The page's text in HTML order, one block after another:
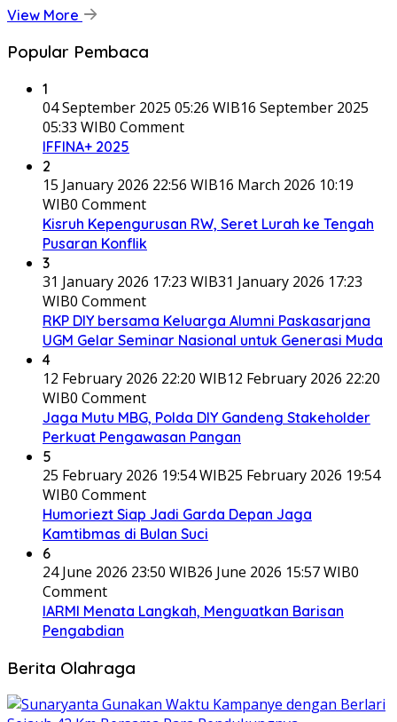
View More
Popular Pembaca
1
04 September 2025 05:26 WIB16 September 2025
05:33 WIB0 Comment
IFFINA+ 2025
2
15 January 2026 22:56 WIB16 March 2026 10:19
WIB0 Comment
Kisruh Kepengurusan RW, Seret Lurah ke Tengah
Pusaran Konflik
3
31 January 2026 17:23 WIB31 January 2026 17:23
WIB0 Comment
RKP DIY bersama Keluarga Alumni Paskasarjana
UGM Gelar Seminar Nasional untuk Generasi Muda
4
12 February 2026 22:20 WIB12 February 2026 22:20
WIB0 Comment
Jaga Mutu MBG, Polda DIY Gandeng Stakeholder
Perkuat Pengawasan Pangan
5
25 February 2026 19:54 WIB25 February 2026 19:54
WIB0 Comment
Humoriezt Siap Jadi Garda Depan Jaga
Kamtibmas di Bulan Suci
6
24 June 2026 23:50 WIB26 June 2026 15:57 WIB0
Comment
IARMI Menata Langkah, Menguatkan Barisan
Pengabdian
Berita Olahraga